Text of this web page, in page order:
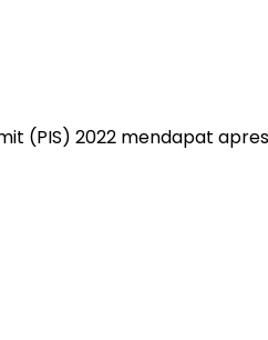
(PIS) 2022 mendapat